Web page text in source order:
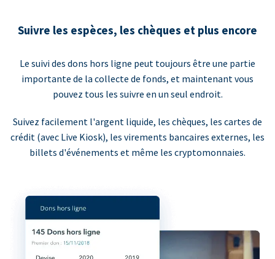
Suivre les espèces, les chèques et plus encore
Le suivi des dons hors ligne peut toujours être une partie
importante de la collecte de fonds, et maintenant vous
pouvez tous les suivre en un seul endroit.
Suivez facilement l'argent liquide, les chèques, les cartes de
crédit (avec Live Kiosk), les virements bancaires externes, les
billets d'événements et même les cryptomonnaies.